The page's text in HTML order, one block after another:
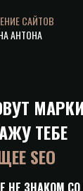
САЙТОВ
АНТОНА
ТЕБЕ
SEO
НЕ ЗНАКОМ